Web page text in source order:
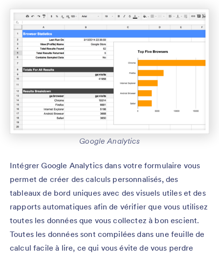
Google Analytics
Intégrer Google Analytics dans votre formulaire vous
permet de créer des calculs personnalisés, des
tableaux de bord uniques avec des visuels utiles et des
rapports automatiques afin de vérifier que vous utilisez
toutes les données que vous collectez à bon escient.
Toutes les données sont compilées dans une feuille de
calcul facile à lire, ce qui vous évite de vous perdre